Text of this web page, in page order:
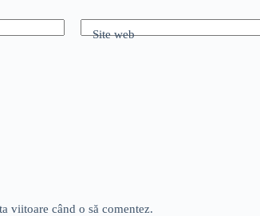
Site web
viitoare când o să comentez.